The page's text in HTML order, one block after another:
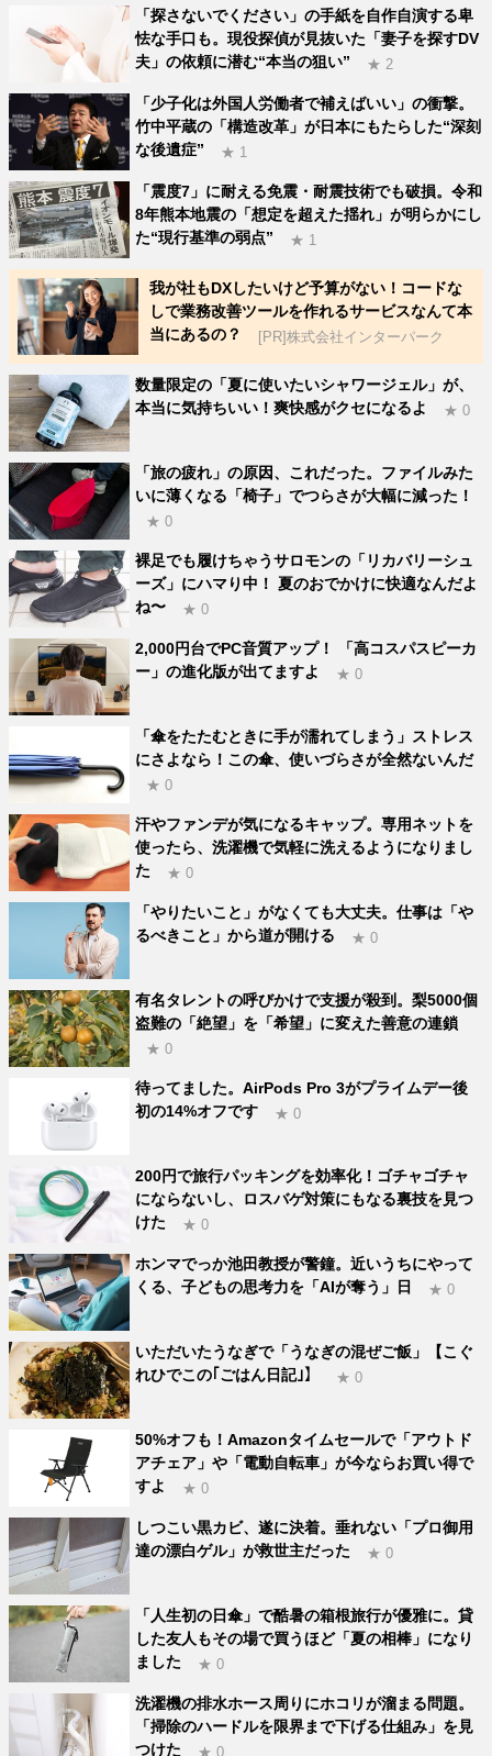
「探さないでください」の手紙を自作自演する卑
怯な手口も。現役探偵が見抜いた「妻子を探すDV
夫」の依頼に潜む“本当の狙い”
★ 2
「少子化は外国人労働者で補えばいい」の衝撃。
竹中平蔵の「構造改革」が日本にもたらした“深刻
な後遺症”
★ 1
「震度7」に耐える免震・耐震技術でも破損。令和
8年熊本地震の「想定を超えた揺れ」が明らかにし
た“現行基準の弱点”
★ 1
我が社もDXしたいけど予算がない！コードな
しで業務改善ツールを作れるサービスなんて本
当にあるの？
[PR]株式会社インターパーク
数量限定の「夏に使いたいシャワージェル」が、
本当に気持ちいい！爽快感がクセになるよ
★ 0
「旅の疲れ」の原因、これだった。ファイルみた
いに薄くなる「椅子」でつらさが大幅に減った！
★ 0
裸足でも履けちゃうサロモンの「リカバリーシュ
ーズ」にハマり中！ 夏のおでかけに快適なんだよ
ね〜
★ 0
2,000円台でPC音質アップ！ 「高コスパスピーカ
ー」の進化版が出てますよ
★ 0
「傘をたたむときに手が濡れてしまう」ストレス
にさよなら！この傘、使いづらさが全然ないんだ
★ 0
汗やファンデが気になるキャップ。専用ネットを
使ったら、洗濯機で気軽に洗えるようになりまし
た
★ 0
「やりたいこと」がなくても大丈夫。仕事は「や
るべきこと」から道が開ける
★ 0
有名タレントの呼びかけで支援が殺到。梨5000個
盗難の「絶望」を「希望」に変えた善意の連鎖
★ 0
待ってました。AirPods Pro 3がプライムデー後
初の14%オフです
★ 0
200円で旅行パッキングを効率化！ゴチャゴチャ
にならないし、ロスバゲ対策にもなる裏技を見つ
けた
★ 0
ホンマでっか池田教授が警鐘。近いうちにやって
くる、子どもの思考力を「AIが奪う」日
★ 0
いただいたうなぎで「うなぎの混ぜご飯」【こぐ
れひでこの｢ごはん日記｣】
★ 0
50%オフも！Amazonタイムセールで「アウトド
アチェア」や「電動自転車」が今ならお買い得で
すよ
★ 0
しつこい黒カビ、遂に決着。垂れない「プロ御用
達の漂白ゲル」が救世主だった
★ 0
「人生初の日傘」で酷暑の箱根旅行が優雅に。貸
した友人もその場で買うほど「夏の相棒」になり
ました
★ 0
洗濯機の排水ホース周りにホコリが溜まる問題。
「掃除のハードルを限界まで下げる仕組み」を見
つけた
★ 0